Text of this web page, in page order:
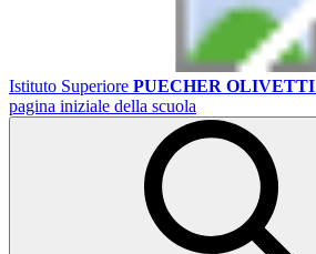
Istituto Superiore PUECHER OLIVETTI
pagina iniziale della scuola